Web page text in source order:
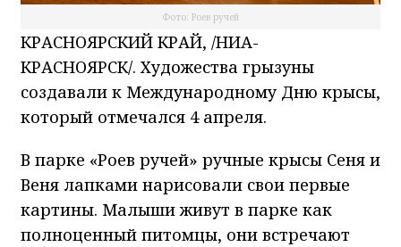
Фото: Роев ручей
КРАСНОЯРСКИЙ КРАЙ, /НИА-
КРАСНОЯРСК/. Художества грызуны
создавали к Международному Дню крысы,
который отмечался 4 апреля.
В парке «Роев ручей» ручные крысы Сеня и
Веня лапками нарисовали свои первые
картины. Малыши живут в парке как
полноценный питомцы, они встречают